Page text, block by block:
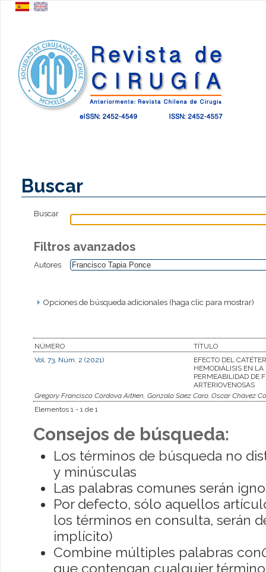
Buscar
Buscar
Filtros avanzados
Autores
Opciones de búsqueda adicionales (haga clic para mostrar)
NÚMERO
TÍTULO
Vol. 73, Núm. 2 (2021)
EFECTO DEL
HEMODIÁLISIS EN LA
PERMEABILIDAD DE
ARTERIOVENOSAS
Gregory Francisco Cordova Aitken, Gonzalo Saez Caro, Oscar Chávez
Elementos 1 - 1 de 1
Consejos de búsqueda:
Los términos de búsqueda no
y minúsculas
Las palabras comunes serán
Por defecto, sólo aquellos
los términos en consulta, serán
implícito)
Combine múltiples palabras con
que contengan cualquier